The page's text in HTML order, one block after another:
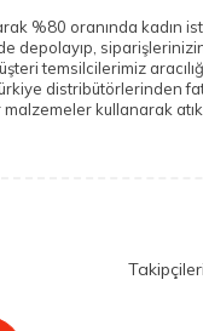
%80 oranında kadın
temsilcilerimiz
distribütörlerinden
kullanarak